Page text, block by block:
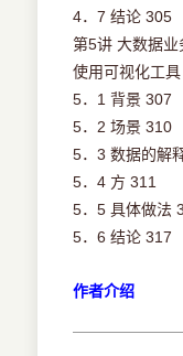
4．7 结论 305
第5讲 大数据
使用可视化工
5．1 背景 307
5．2 场景 310
5．3 数据的解
5．4 方 311
5．5 具体做法
5．6 结论 317
作者介绍